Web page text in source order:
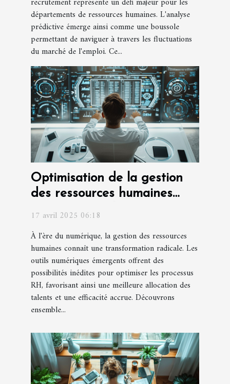
départements de ressources humaines. L'analyse
prédictive émerge ainsi comme une boussole
permettant de naviguer à travers les fluctuations
du marché de l'emploi. Ce...
Optimisation de la gestion
des ressources humaines
17 avril 2025 06:18
À l'ère du numérique, la gestion des ressources
humaines connaît une transformation radicale. Les
outils numériques émergents offrent des
possibilités inédites pour optimiser les processus
RH, favorisant ainsi une meilleure allocation des
talents et une efficacité accrue. Découvrons
ensemble...